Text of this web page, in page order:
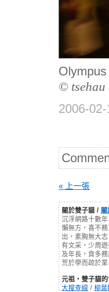
© tsehau
2006-
« 上一張
關於雙子貓 /
沉浮網路十數
懶無方，喜不
出，素胸無大
有文采，少周
及年長，貪多
荒於學而疏於
元祖‧雙子貓的
大搜查線 / 柳葉